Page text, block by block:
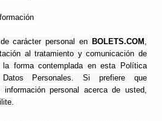
carácter personal en BOLETS.COM ,
al tratamiento y comunicación de
forma contemplada en esta Política
Personales. Si prefiere que
información personal acerca de usted,